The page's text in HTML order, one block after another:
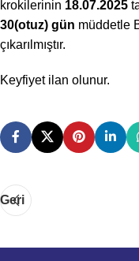
krokilerinin 18.07.2025
30(otuz) gün müddetle
çıkarılmıştır.
Keyfiyet ilan olunur.
Geri